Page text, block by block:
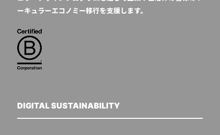
ーキュラーエコノミー移行を支援します。
DIGITAL SUSTAINABILITY